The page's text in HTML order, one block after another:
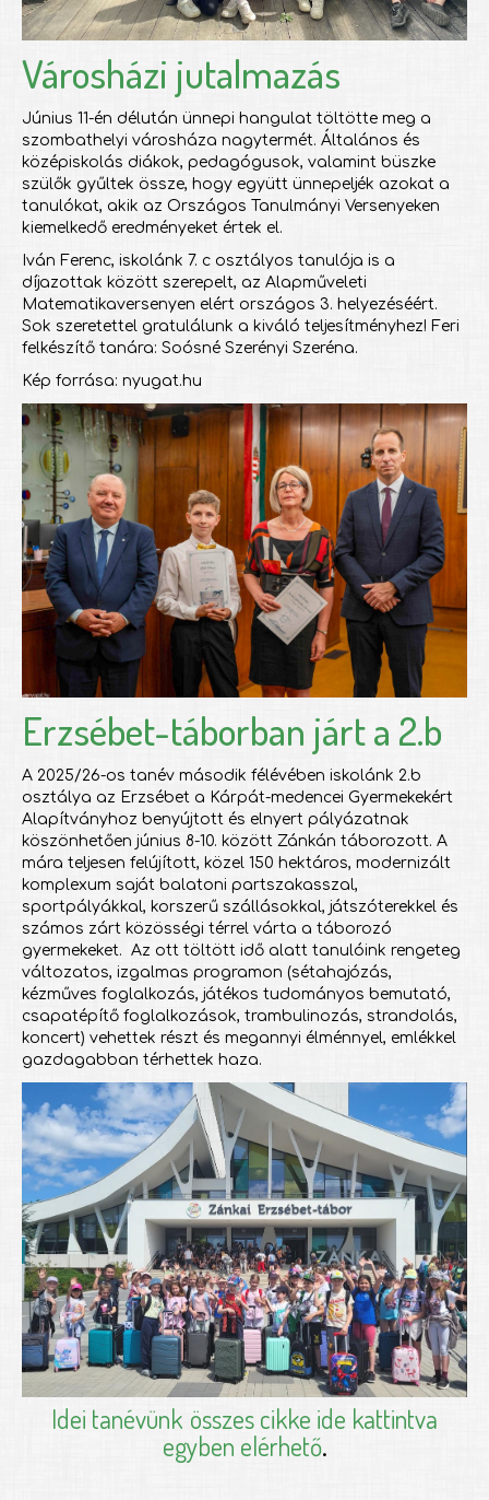
Városházi jutalmazás
Június 11-én délután ünnepi hangulat töltötte meg a
szombathelyi városháza nagytermét. Általános és
középiskolás diákok, pedagógusok, valamint büszke
szülők gyűltek össze, hogy együtt ünnepeljék azokat a
tanulókat, akik az Országos Tanulmányi Versenyeken
kiemelkedő eredményeket értek el.
Iván Ferenc, iskolánk 7. c osztályos tanulója is a
díjazottak között szerepelt, az Alapműveleti
Matematikaversenyen elért országos 3. helyezéséért.
Sok szeretettel gratulálunk a kiváló teljesítményhez! Feri
felkészítő tanára: Soósné Szerényi Szeréna.
Kép forrása: nyugat.hu
Erzsébet-táborban járt a 2.b
A 2025/26-os tanév második félévében iskolánk 2.b
osztálya az Erzsébet a Kárpát-medencei Gyermekekért
Alapítványhoz benyújtott és elnyert pályázatnak
köszönhetően június 8-10. között Zánkán táborozott. A
mára teljesen felújított, közel 150 hektáros, modernizált
komplexum saját balatoni partszakasszal,
sportpályákkal, korszerű szállásokkal, játszóterekkel és
számos zárt közösségi térrel várta a táborozó
gyermekeket. Az ott töltött idő alatt tanulóink rengeteg
változatos, izgalmas programon (sétahajózás,
kézműves foglalkozás, játékos tudományos bemutató,
csapatépítő foglalkozások, trambulinozás, strandolás,
koncert) vehettek részt és megannyi élménnyel, emlékkel
gazdagabban térhettek haza.
Idei tanévünk összes cikke ide kattintva
egyben elérhető.